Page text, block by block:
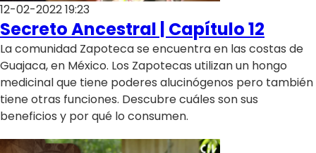
12-02-2022 19:23
Secreto Ancestral | Capítulo 12
La comunidad Zapoteca se encuentra en las costas de
Guajaca, en México. Los Zapotecas utilizan un hongo
medicinal que tiene poderes alucinógenos pero también
tiene otras funciones. Descubre cuáles son sus
beneficios y por qué lo consumen.
Programas
Club De La Comedia
Contigo en Directo